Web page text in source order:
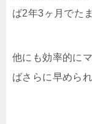
ば2年3ヶ月でた
他にも効率的に
ばさらに早められ